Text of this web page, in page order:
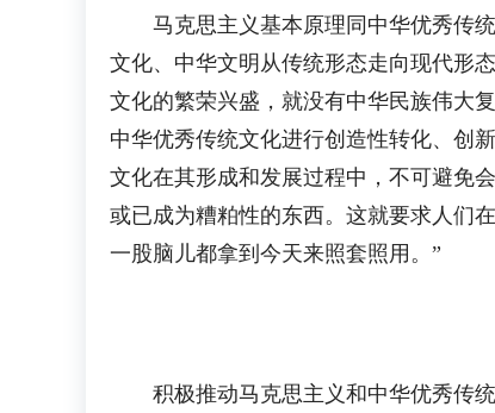
马克思主义基本原理同中华优秀传统
文化、中华文明从传统形态走向现代形
文化的繁荣兴盛，就没有中华民族伟大
中华优秀传统文化进行创造性转化、创
文化在其形成和发展过程中，不可避免
或已成为糟粕性的东西。这就要求人们
一股脑儿都拿到今天来照套照用。”
积极推动马克思主义和中华优秀传统